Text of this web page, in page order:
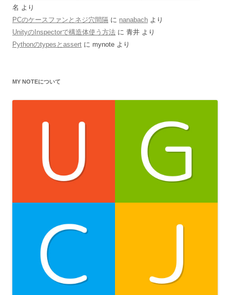
名 より
PCのケースファンとネジ穴間隔 に nanabach より
UnityのInspectorで構造体使う方法 に 青井 より
Pythonのtypesとassert に mynote より
MY NOTEについて